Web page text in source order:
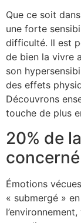
Que ce soit
une forte
difficulté. Il est
de bien la vivre
son
des effets
Découvrons
touche de plus
20% de
concerné
Émotions
« submergé »